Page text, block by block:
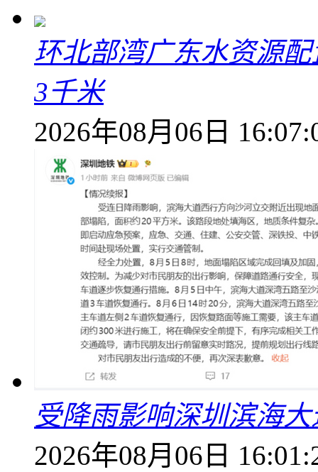
环北部湾广东水资源
3千米
2026年08月06日
受降雨影响深圳滨海
2026年08月06日